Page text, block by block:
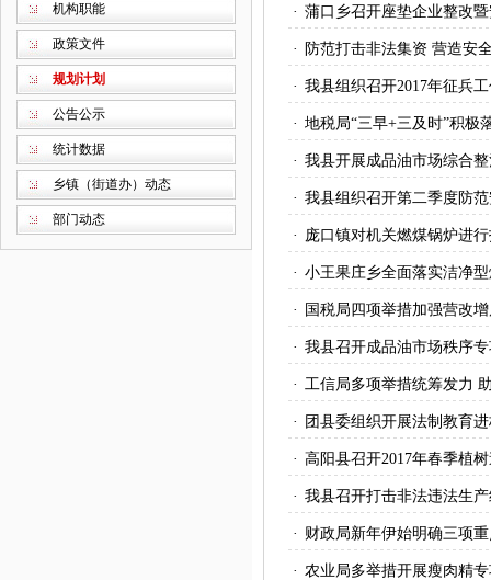
机构职能
政策文件
规划计划
公告公示
统计数据
乡镇（街道办）动态
部门动态
· 蒲口乡召开座垫企业整改
· 防范打击非法集资 营造安
· 我县组织召开2017年征兵
· 地税局“三早+三及时”积极
· 我县开展成品油市场综合
· 我县组织召开第二季度防
· 庞口镇对机关燃煤锅炉进
· 小王果庄乡全面落实洁净
· 国税局四项举措加强营改
· 我县召开成品油市场秩序
· 工信局多项举措统筹发力
· 团县委组织开展法制教育
· 高阳县召开2017年春季植
· 我县召开打击非法违法生
· 财政局新年伊始明确三项
· 农业局多举措开展瘦肉精